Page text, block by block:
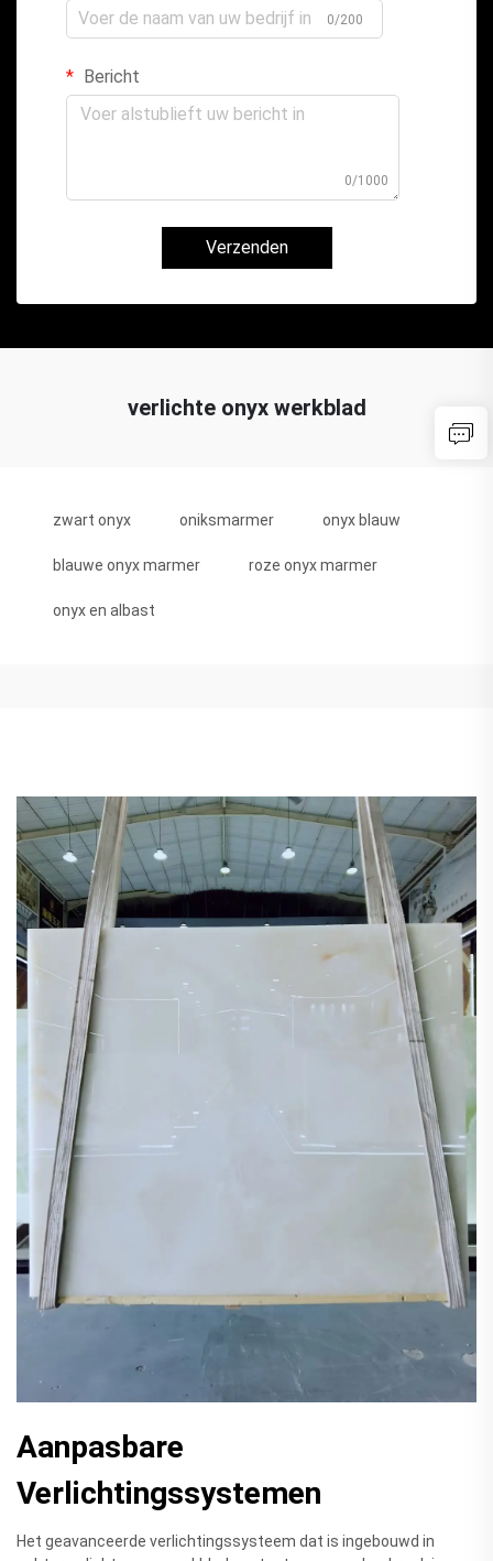
0/200
Bericht
0/1000
Verzenden
verlichte onyx werkblad
zwart onyx oniksmarmer onyx blauw
blauwe onyx marmer roze onyx marmer
onyx en albast
Aanpasbare
Verlichtingssystemen
Het geavanceerde verlichtingssysteem dat is ingebouwd in